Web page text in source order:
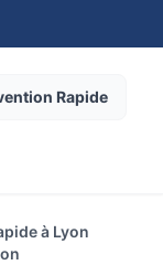
Rapide
à Lyon